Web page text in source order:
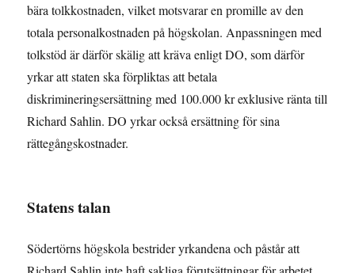
bära tolkkostnaden, vilket motsvarar en promille av den
totala personalkostnaden på högskolan. Anpassningen med
tolkstöd är därför skälig att kräva enligt DO, som därför
yrkar att staten ska förpliktas att betala
diskrimineringsersättning med 100.000 kr exklusive ränta till
Richard Sahlin. DO yrkar också ersättning för sina
rättegångskostnader.
Statens talan
Södertörns högskola bestrider yrkandena och påstår att